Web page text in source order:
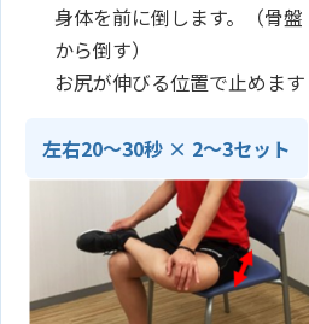
身体を前に倒します。（骨盤
から倒す）
お尻が伸びる位置で止めます
左右20〜30秒 × 2〜3セット